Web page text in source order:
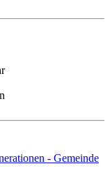
- Gemeinde